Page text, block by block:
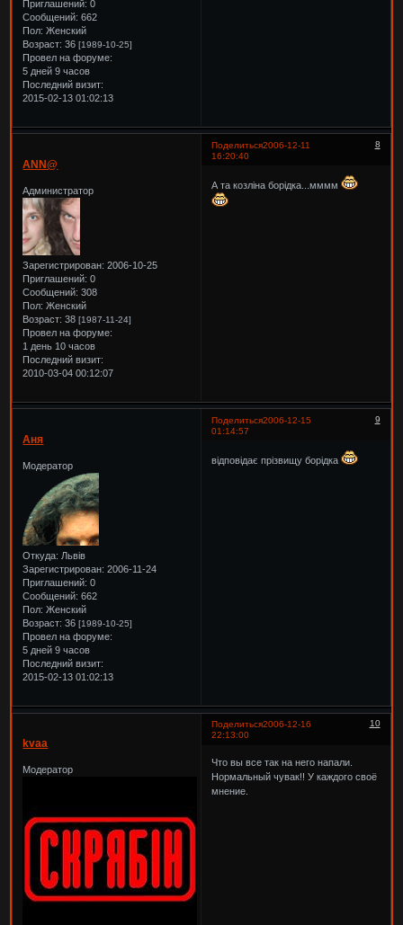
Приглашений: 0
Сообщений: 662
Пол: Женский
Возраст: 36[1989-10-25]
Провел на форуме:
5 дней 9 часов
Последний визит:
2015-02-13 01:02:13
Поделиться 8
2006-12-11
16:20:40
ANN@
Администратор
Зарегистрирован: 2006-10-25
Приглашений: 0
Сообщений: 308
Пол: Женский
Возраст: 38[1987-11-24]
Провел на форуме:
1 день 10 часов
Последний визит:
2010-03-04 00:12:07
А та козліна борідка...мммм
Поделиться 9
2006-12-15
01:14:57
Аня
Модератор
Откуда: Львів
Зарегистрирован: 2006-11-24
Приглашений: 0
Сообщений: 662
Пол: Женский
Возраст: 36[1989-10-25]
Провел на форуме:
5 дней 9 часов
Последний визит:
2015-02-13 01:02:13
відповідає прізвищу борідка
Поделиться 10
2006-12-16
22:13:00
kvaa
Модератор
Что вы все так на него напали.
Нормальный чувак!! У каждого своё
мнение.